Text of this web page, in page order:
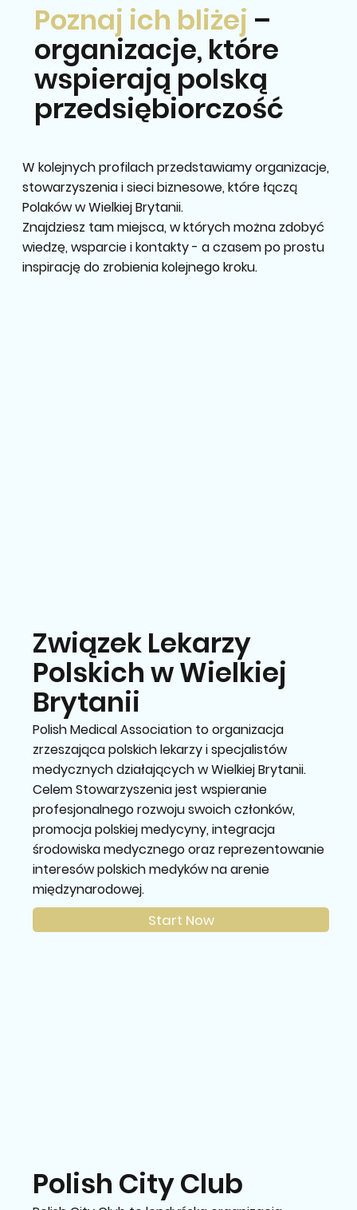
Poznaj ich bliżej –
organizacje, które
wspierają polską
przedsiębiorczość
W kolejnych profilach przedstawiamy organizacje,
stowarzyszenia i sieci biznesowe, które łączą
Polaków w Wielkiej Brytanii.
Znajdziesz tam miejsca, w których można zdobyć
wiedzę, wsparcie i kontakty - a czasem po prostu
inspirację do zrobienia kolejnego kroku.
Związek Lekarzy
Polskich w Wielkiej
Brytanii
Polish Medical Association to organizacja
zrzeszająca polskich lekarzy i specjalistów
medycznych działających w Wielkiej Brytanii.
Celem Stowarzyszenia jest wspieranie
profesjonalnego rozwoju swoich członków,
promocja polskiej medycyny, integracja
środowiska medycznego oraz reprezentowanie
interesów polskich medyków na arenie
międzynarodowej.
Start Now
Polish City Club